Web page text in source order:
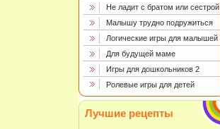
Не ладит с братом или сестрой
Малышу трудно подружиться
Логические игры для малышей
Для будущей маме
Игры для дошкольников 2
Ролевые игры для детей
Лучшие рецепты